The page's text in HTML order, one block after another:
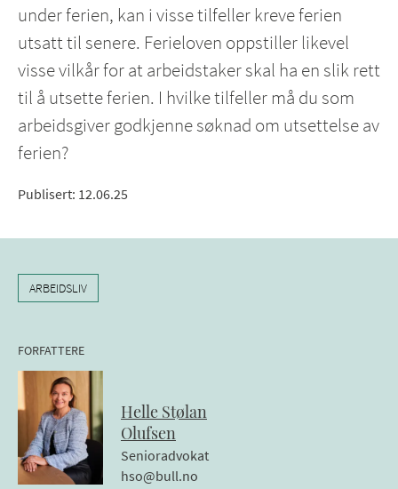
under ferien, kan i visse tilfeller kreve ferien
utsatt til senere. Ferieloven oppstiller likevel
visse vilkår for at arbeidstaker skal ha en slik rett
til å utsette ferien. I hvilke tilfeller må du som
arbeidsgiver godkjenne søknad om utsettelse av
ferien?
Publisert: 12.06.25
ARBEIDSLIV
FORFATTERE
Helle Stølan
Olufsen
Senioradvokat
hso@bull.no